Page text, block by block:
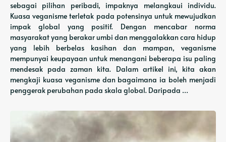
sebagai pilihan peribadi, impaknya melangkaui individu.
Kuasa veganisme terletak pada potensinya untuk mewujudkan
impak global yang positif. Dengan mencabar norma
masyarakat yang berakar umbi dan menggalakkan cara hidup
yang lebih berbelas kasihan dan mampan, veganisme
mempunyai keupayaan untuk menangani beberapa isu paling
mendesak pada zaman kita. Dalam artikel ini, kita akan
mengkaji kuasa veganisme dan bagaimana ia boleh menjadi
penggerak perubahan pada skala global. Daripada …